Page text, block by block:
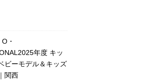
・
年度 キッ
ビーモデル＆キッズ
関西